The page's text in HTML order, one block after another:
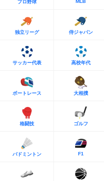
プロ野球 MLB
独立リーグ 侍ジャパン
サッカー代表 高校年代
ボートレース 大相撲
格闘技 ゴルフ
バドミントン F1